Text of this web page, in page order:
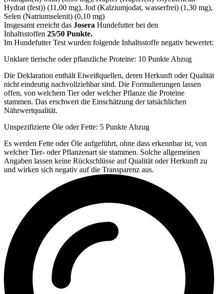
Hydrat (fest)) (11,00 mg), Jod (Kalziumjodat, wasserfrei) (1,30 mg),
Selen (Natriumselenit) (0,10 mg)
Insgesamt erreicht das Josera Hundefutter bei den
Inhaltsstoffen 25/50 Punkte.
Im Hundefutter Test wurden folgende Inhaltsstoffe negativ bewertet:
Unklare tierische oder pflanzliche Proteine: 10 Punkte Abzug
Die Deklaration enthält Eiweißquellen, deren Herkunft oder Qualität
nicht eindeutig nachvollziehbar sind. Die Formulierungen lassen
offen, von welchem Tier oder welcher Pflanze die Proteine
stammen. Das erschwert die Einschätzung der tatsächlichen
Nährwertqualität.
Unspezifizierte Öle oder Fette: 5 Punkte Abzug
Es werden Fette oder Öle aufgeführt, ohne dass erkennbar ist, von
welcher Tier- oder Pflanzenart sie stammen. Solche allgemeinen
Angaben lassen keine Rückschlüsse auf Qualität oder Herkunft zu
und wirken sich negativ auf die Transparenz aus.